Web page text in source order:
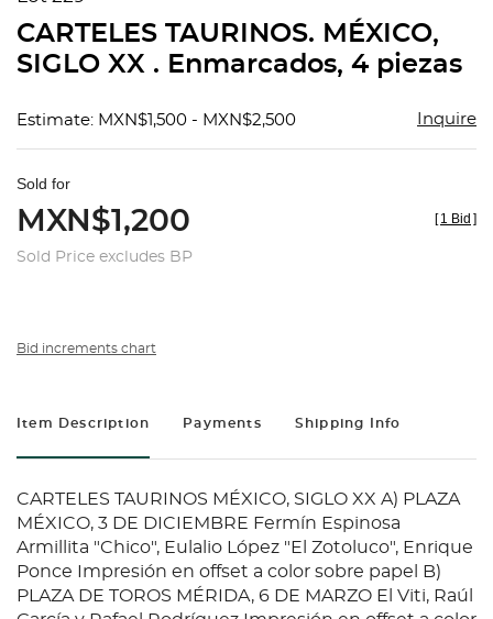
CARTELES TAURINOS. MÉXICO,
SIGLO XX . Enmarcados, 4 piezas
Estimate: MXN$1,500 - MXN$2,500 Inquire
Sold for
MXN$1,200
Sold Price excludes BP
[ 1 Bid ]
Bid increments chart
Item Description Payments Shipping Info
CARTELES TAURINOS MÉXICO, SIGLO XX A) PLAZA
MÉXICO, 3 DE DICIEMBRE Fermín Espinosa
Armillita "Chico", Eulalio López "El Zotoluco", Enrique
Ponce Impresión en offset a color sobre papel B)
PLAZA DE TOROS MÉRIDA, 6 DE MARZO El Viti, Raúl